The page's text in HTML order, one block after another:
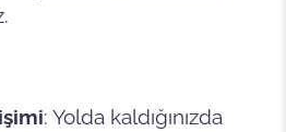
: Yolda kaldığınızda